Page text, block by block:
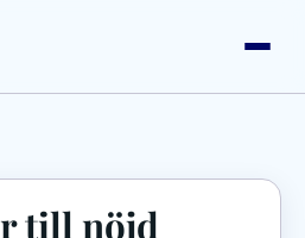
till nöjd